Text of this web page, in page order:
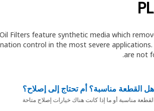
Filters feature synthetic media which
control in the most severe applications.
are not
هل القطعة مناسبة؟ أم تحتاج إلى إصلاح؟
مناسبة أو ما إذا كانت هناك خيارات إصلاح متاحة